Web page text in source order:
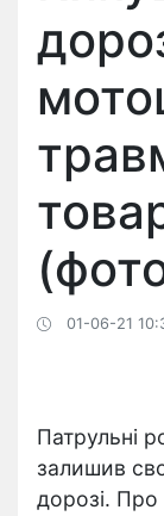
01-06-21
Патрульні
залишив
дорозі. Про